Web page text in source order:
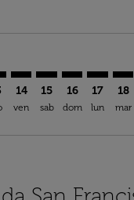
14
ven
15
sab
16
dom
17
lun
18
mar